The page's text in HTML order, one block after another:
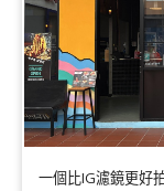
一個比IG濾鏡更好